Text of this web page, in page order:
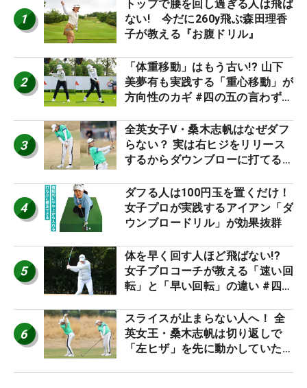
1
トップで腰を回し過ぎる人は飛ば
ない! 今だに260y飛ぶ森田理香
子が教える『お腹ドリル』
2
「体重移動」はもう古い!? 山下
美夢有も実践する「重心移動」が
方向性のカギ #四の五の言わず振
3
全英女子V・桑木志帆はなぜダフ
らない？ 実は右ヒジをリリース
するからダウンブローに打てる #
4
ダフる人は100円玉を置くだけ！
女子プロが実践するアイアン「ダ
ウンブロードリル」が効果抜群
5
体を早く回す人ほど飛ばない!?
女子プロコーチが教える「速い回
転」と「早い回転」の違い #四の
6
スライスが止まらない人へ！ 全
英女王・桑木志帆は切り返しで
「左ヒザ」を先に動かしていた